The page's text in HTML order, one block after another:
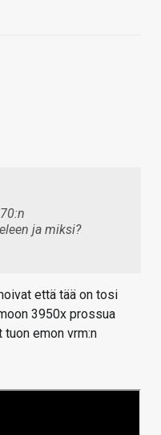
ja miksi?
että tää on tosi
3950x prossua
emon vrm:n